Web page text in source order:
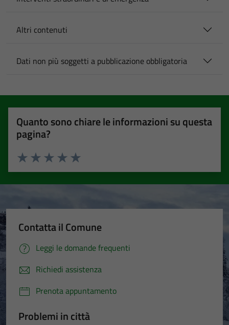
Altri contenuti
Dati non più soggetti a pubblicazione obbligatoria
Quanto sono chiare le informazioni su questa
pagina?
Valuta 5 stelle su 5
Valuta 4 stelle su 5
Valuta 3 stelle su 5
Valuta 2 stelle su 5
Valuta 1 stelle su 5
Contatta il Comune
Leggi le domande frequenti
Richiedi assistenza
Prenota appuntamento
Problemi in città